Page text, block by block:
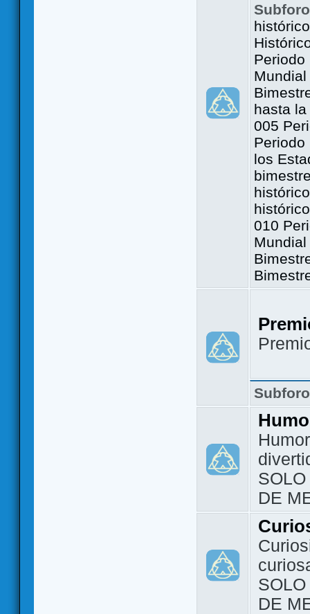
Periodo
hasta
005
Periodo
los
010
DE
DE